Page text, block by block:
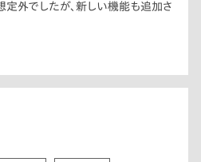
外でしたが、新しい機能も追加さ